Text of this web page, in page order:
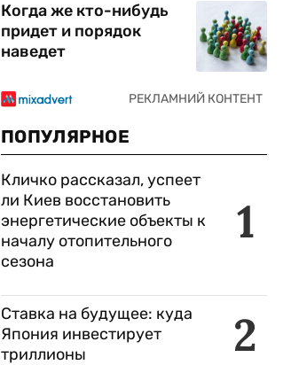
Когда же кто-нибудь
придет и порядок
наведет
ПОПУЛЯРНОЕ
1
Кличко рассказал, успеет
ли Киев восстановить
энергетические объекты к
началу отопительного
сезона
2
Ставка на будущее: куда
Япония инвестирует
триллионы